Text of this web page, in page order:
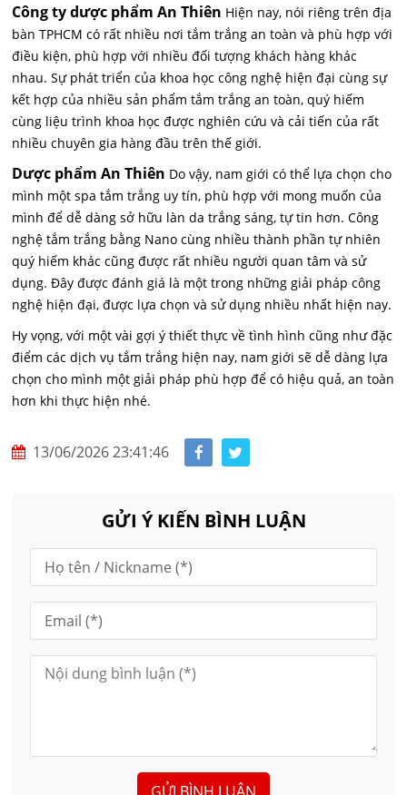
Công ty dược phẩm An Thiên Hiện nay, nói riêng trên địa
bàn TPHCM có rất nhiều nơi tắm trắng an toàn và phù hợp với
điều kiện, phù hợp với nhiều đối tượng khách hàng khác
nhau. Sự phát triển của khoa học công nghệ hiện đại cùng sự
kết hợp của nhiều sản phẩm tắm trắng an toàn, quý hiếm
cùng liệu trình khoa học được nghiên cứu và cải tiến của rất
nhiều chuyên gia hàng đầu trên thế giới.
Dược phẩm An Thiên Do vậy, nam giới có thể lựa chọn cho
mình một spa tắm trắng uy tín, phù hợp với mong muốn của
mình để dễ dàng sở hữu làn da trắng sáng, tự tin hơn. Công
nghệ tắm trắng bằng Nano cùng nhiều thành phần tự nhiên
quý hiếm khác cũng được rất nhiều người quan tâm và sử
dụng. Đây được đánh giá là một trong những giải pháp công
nghệ hiện đại, được lựa chọn và sử dụng nhiều nhất hiện nay.
Hy vọng, với một vài gợi ý thiết thực về tình hình cũng như đặc
điểm các dịch vụ tắm trắng hiện nay, nam giới sẽ dễ dàng lựa
chọn cho mình một giải pháp phù hợp để có hiệu quả, an toàn
hơn khi thực hiện nhé.
13/06/2026 23:41:46
GỬI Ý KIẾN BÌNH LUẬN